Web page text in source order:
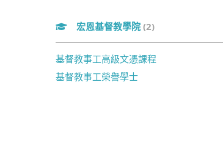
宏恩基督教學院 (2)
基督教事工高級文憑課程
基督教事工榮譽學士